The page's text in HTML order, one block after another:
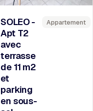
SOLEO -
Apt T2
avec
terrasse
de 11 m2
et
parking
en sous-
Appartement